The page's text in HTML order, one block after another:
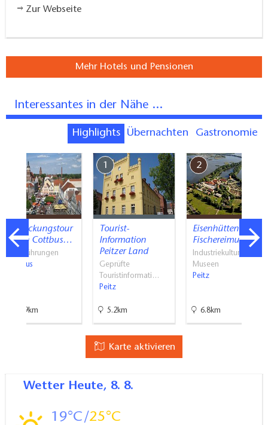
Zur Webseite
Mehr Hotels und Pensionen
Interessantes in der Nähe ...
Highlights Übernachten Gastronomie
Entdeckungstour
durch Cottbus…
Stadtführungen
Cottbus
11.9km
1
Tourist-
Information
Peitzer Land
Geprüfte
Touristinformati…
Peitz
5.2km
2
Eisenhütten- und
Fischereimuseum
Industriekultur,
Museen
Peitz
6.8km
Karte aktivieren
Wetter Heute, 8. 8.
19 25